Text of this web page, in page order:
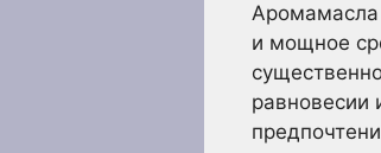
Аромамасла
и мощное
равновесии